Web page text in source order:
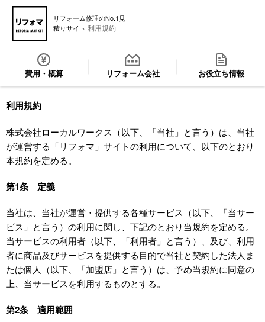
リフォーム修理のNo.1見
積りサイト 利用規約
費用・概算 リフォーム会社 お役立ち情報
利用規約
株式会社ローカルワークス（以下、「当社」と言う）は、当社
が運営する「リフォマ」サイトの利用について、以下のとおり
本規約を定める。
第1条 定義
当社は、当社が運営・提供する各種サービス（以下、「当サー
ビス」と言う）の利用に関し、下記のとおり当規約を定める。
当サービスの利用者（以下、「利用者」と言う）、及び、利用
者に商品及びサービスを提供する目的で当社と契約した法人ま
たは個人（以下、「加盟店」と言う）は、予め当規約に同意の
上、当サービスを利用するものとする。
第2条 適用範囲